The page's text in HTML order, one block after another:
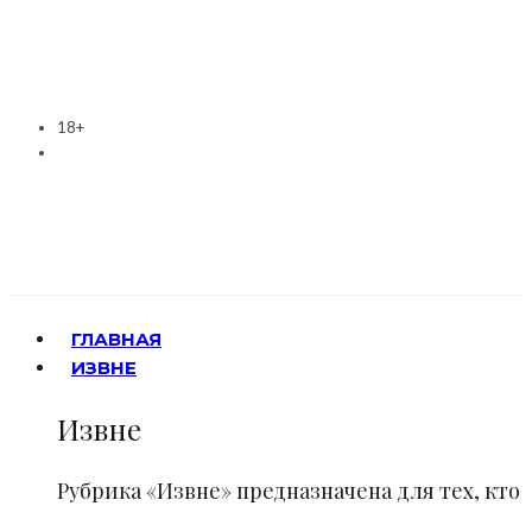
18+
ГЛАВНАЯ
ИЗВНЕ
Извне
Рубрика «Извне» предназначена для тех, кто